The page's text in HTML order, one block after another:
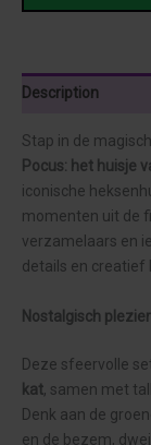
Description
Stap in de
Pocus: het huisje
iconische
momenten uit de
verzamelaars en
details en creatief
Nostalgisch plezier
Deze sfeervolle
kat, samen met
Denk aan de
en de bezem,